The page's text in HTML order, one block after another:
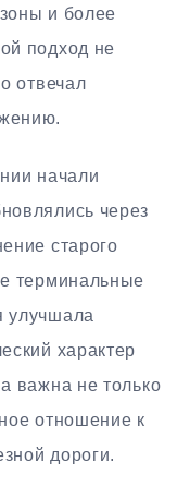
и более
подход не
отвечал
начали
через
старого
терминальные
улучшала
характер
важна не только
отношение к
дороги.